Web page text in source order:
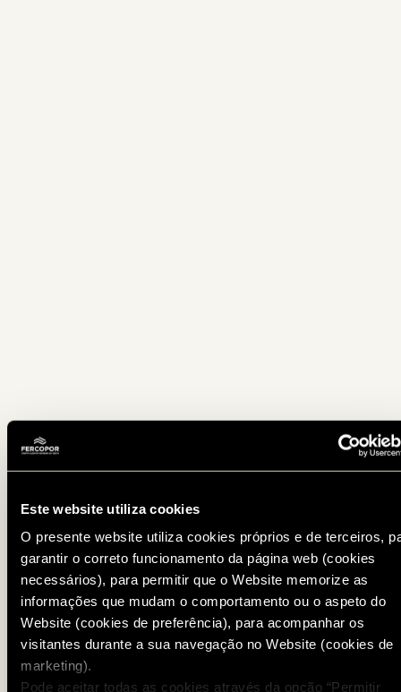
Este website utiliza cookies
O presente website utiliza cookies próprios e de terceiros,
garantir o correto funcionamento da página web (cookies
necessários), para permitir que o Website memorize as
informações que mudam o comportamento ou o aspeto do
Website (cookies de preferência), para acompanhar os
visitantes durante a sua navegação no Website (cookies de
marketing).
Pode aceitar todas as cookies através da opção “Permitir